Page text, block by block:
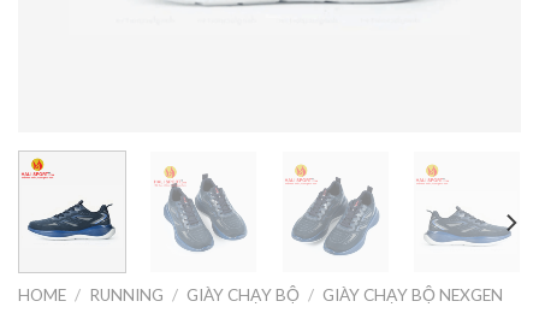
HOME / RUNNING / GIÀY CHẠY BỘ / GIÀY CHẠY BỘ NEXGEN